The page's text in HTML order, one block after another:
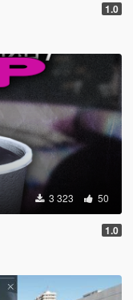
1.0
3 323 50
1.0